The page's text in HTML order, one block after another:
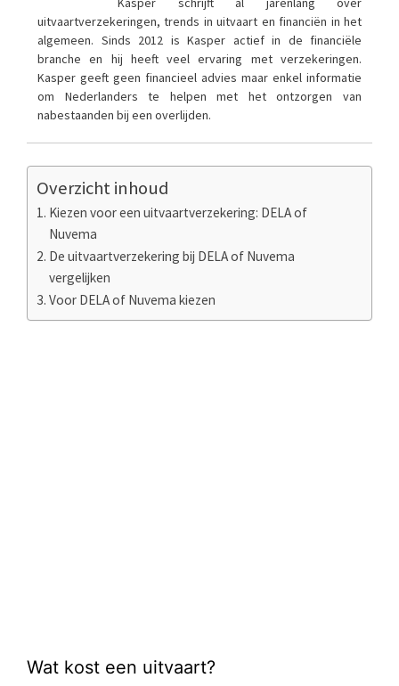
uitvaartverzekeringen, trends in uitvaart en financiën in het
algemeen. Sinds 2012 is Kasper actief in de financiële
branche en hij heeft veel ervaring met verzekeringen.
Kasper geeft geen financieel advies maar enkel informatie
om Nederlanders te helpen met het ontzorgen van
nabestaanden bij een overlijden.
Overzicht inhoud
Kiezen voor een uitvaartverzekering: DELA of
Nuvema
De uitvaartverzekering bij DELA of Nuvema
vergelijken
Voor DELA of Nuvema kiezen
Wat kost een uitvaart?